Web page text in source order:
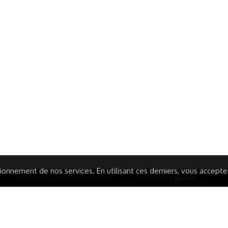
de nos services. En utilisant ces derniers, vous